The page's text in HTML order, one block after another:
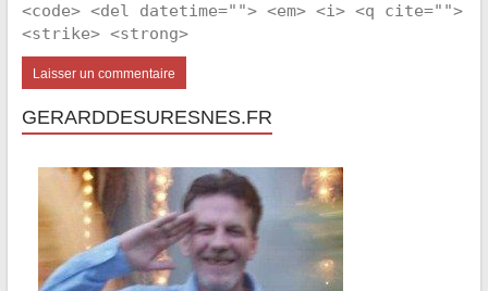
<code> <del datetime=""> <em> <i> <q cite="">
<strike> <strong>
GERARDDESURESNES.FR